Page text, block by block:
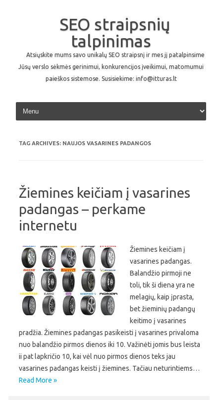
SEO straipsnių
talpinimas
Atsiųskite mums savo unikalų SEO straipsnį ir mes jį patalpinsime
Jūsų verslo sėkmės gerinimui, konkurencijos įveikimui, matomumui
paieškos sistemose. Susisiekime: info@itturas.lt
Skip to content
TAG ARCHIVES: NAUJOS VASARINES PADANGOS
Žiemines keičiam į vasarines
padangas – perkame
internetu
Žiemines keičiam į
vasarines padangas.
Balandžio pirmoji ne
toli, tik ši diena yra ne
melagių, kaip įprasta,
bet žieminių padangų
keitimo į vasarines
pradžia. Žiemines padangas pasikeisti į vasarines privaloma
nuo balandžio pirmos dienos iki 10. Važinėti jomis bus leista
ii pat lapkričio 10, kai vėl nuo pirmos dienos teks jau
vasarines padangas keisti į žiemines. Tačiau neturintiems…
Read More »